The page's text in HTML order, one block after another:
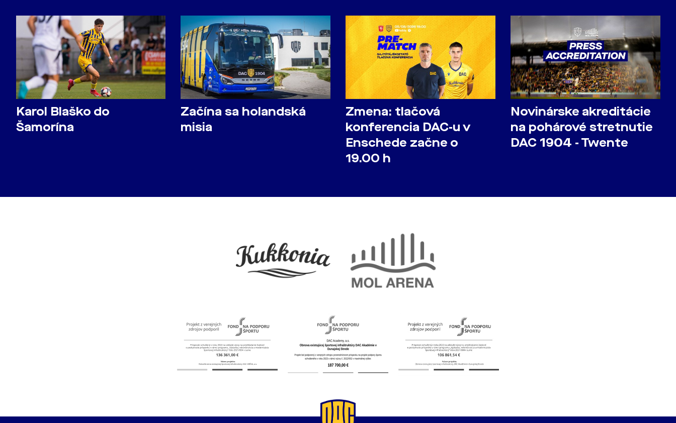
Karol Blaško do
Šamorína
Začína sa holandská
misia
Zmena: tlačová
konferencia DAC-u v
Enschede začne o
19.00 h
Novinárske akreditácie
na pohárové stretnutie
DAC 1904 - Twente